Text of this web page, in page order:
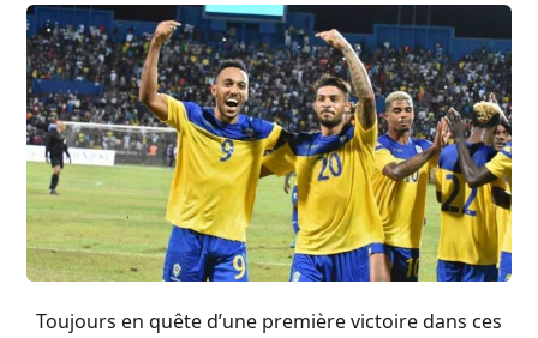
Toujours en quête d’une première victoire dans ces